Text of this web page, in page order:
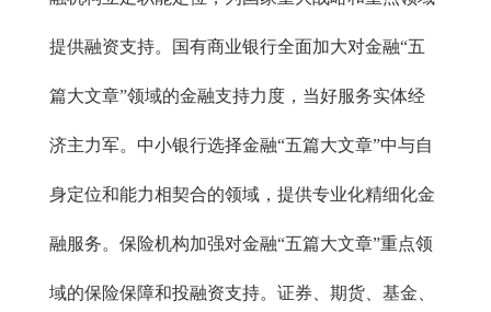
提供融资支持。国有商业银行全面加大对金融“五
篇大文章”领域的金融支持力度，当好服务实体经
济主力军。中小银行选择金融“五篇大文章”中与自
身定位和能力相契合的领域，提供专业化精细化金
融服务。保险机构加强对金融“五篇大文章”重点领
域的保险保障和投融资支持。证券、期货、基金、